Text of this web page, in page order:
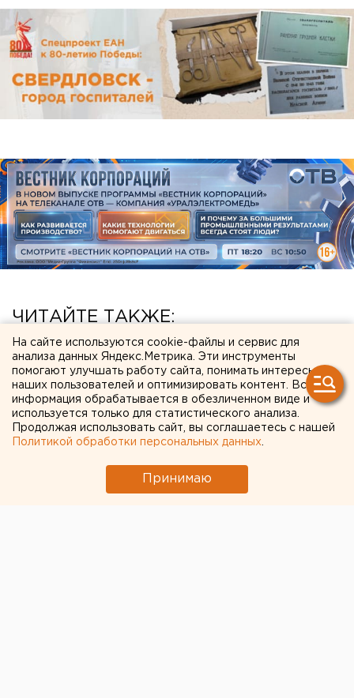
ЧИТАЙТЕ ТАКЖЕ:
Ракетная опасность объявлена в
Оренбургской области и Башкирии
Ракетную опасность объявили в
Свердловской области
Возвращение смертной казни в России сочли
МИД призвал россиян готовиться к затяжной
На сайте используются cookie-файлы и сервис для
анализа данных Яндекс.Метрика. Эти инструменты
помогают улучшать работу сайта, понимать интересы
наших пользователей и оптимизировать контент. Вся
информация обрабатывается в обезличенном виде и
используется только для статистического анализа.
Продолжая использовать сайт, вы соглашаетесь с нашей
Политикой обработки персональных данных
Принимаю